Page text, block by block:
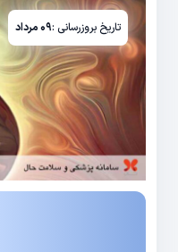
تاریخ بروزرسانی :۰۹ مرداد